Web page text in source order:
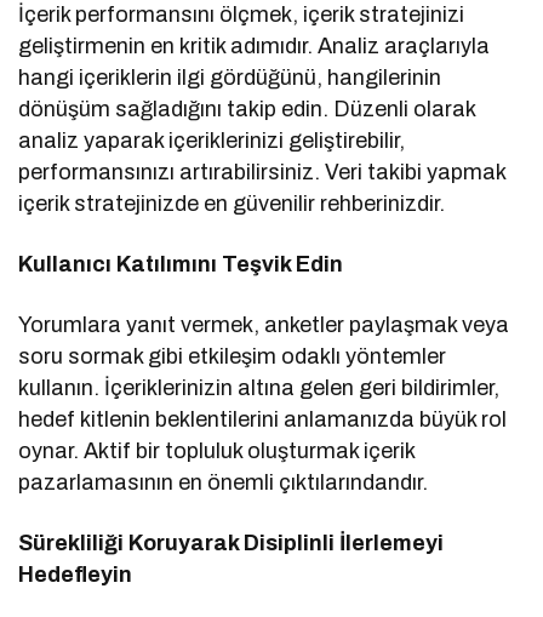
İçerik performansını ölçmek, içerik stratejinizi
geliştirmenin en kritik adımıdır. Analiz araçlarıyla
hangi içeriklerin ilgi gördüğünü, hangilerinin
dönüşüm sağladığını takip edin. Düzenli olarak
analiz yaparak içeriklerinizi geliştirebilir,
performansınızı artırabilirsiniz. Veri takibi yapmak
içerik stratejinizde en güvenilir rehberinizdir.
Kullanıcı Katılımını Teşvik Edin
Yorumlara yanıt vermek, anketler paylaşmak veya
soru sormak gibi etkileşim odaklı yöntemler
kullanın. İçeriklerinizin altına gelen geri bildirimler,
hedef kitlenin beklentilerini anlamanızda büyük rol
oynar. Aktif bir topluluk oluşturmak içerik
pazarlamasının en önemli çıktılarındandır.
Sürekliliği Koruyarak Disiplinli İlerlemeyi
Hedefleyin